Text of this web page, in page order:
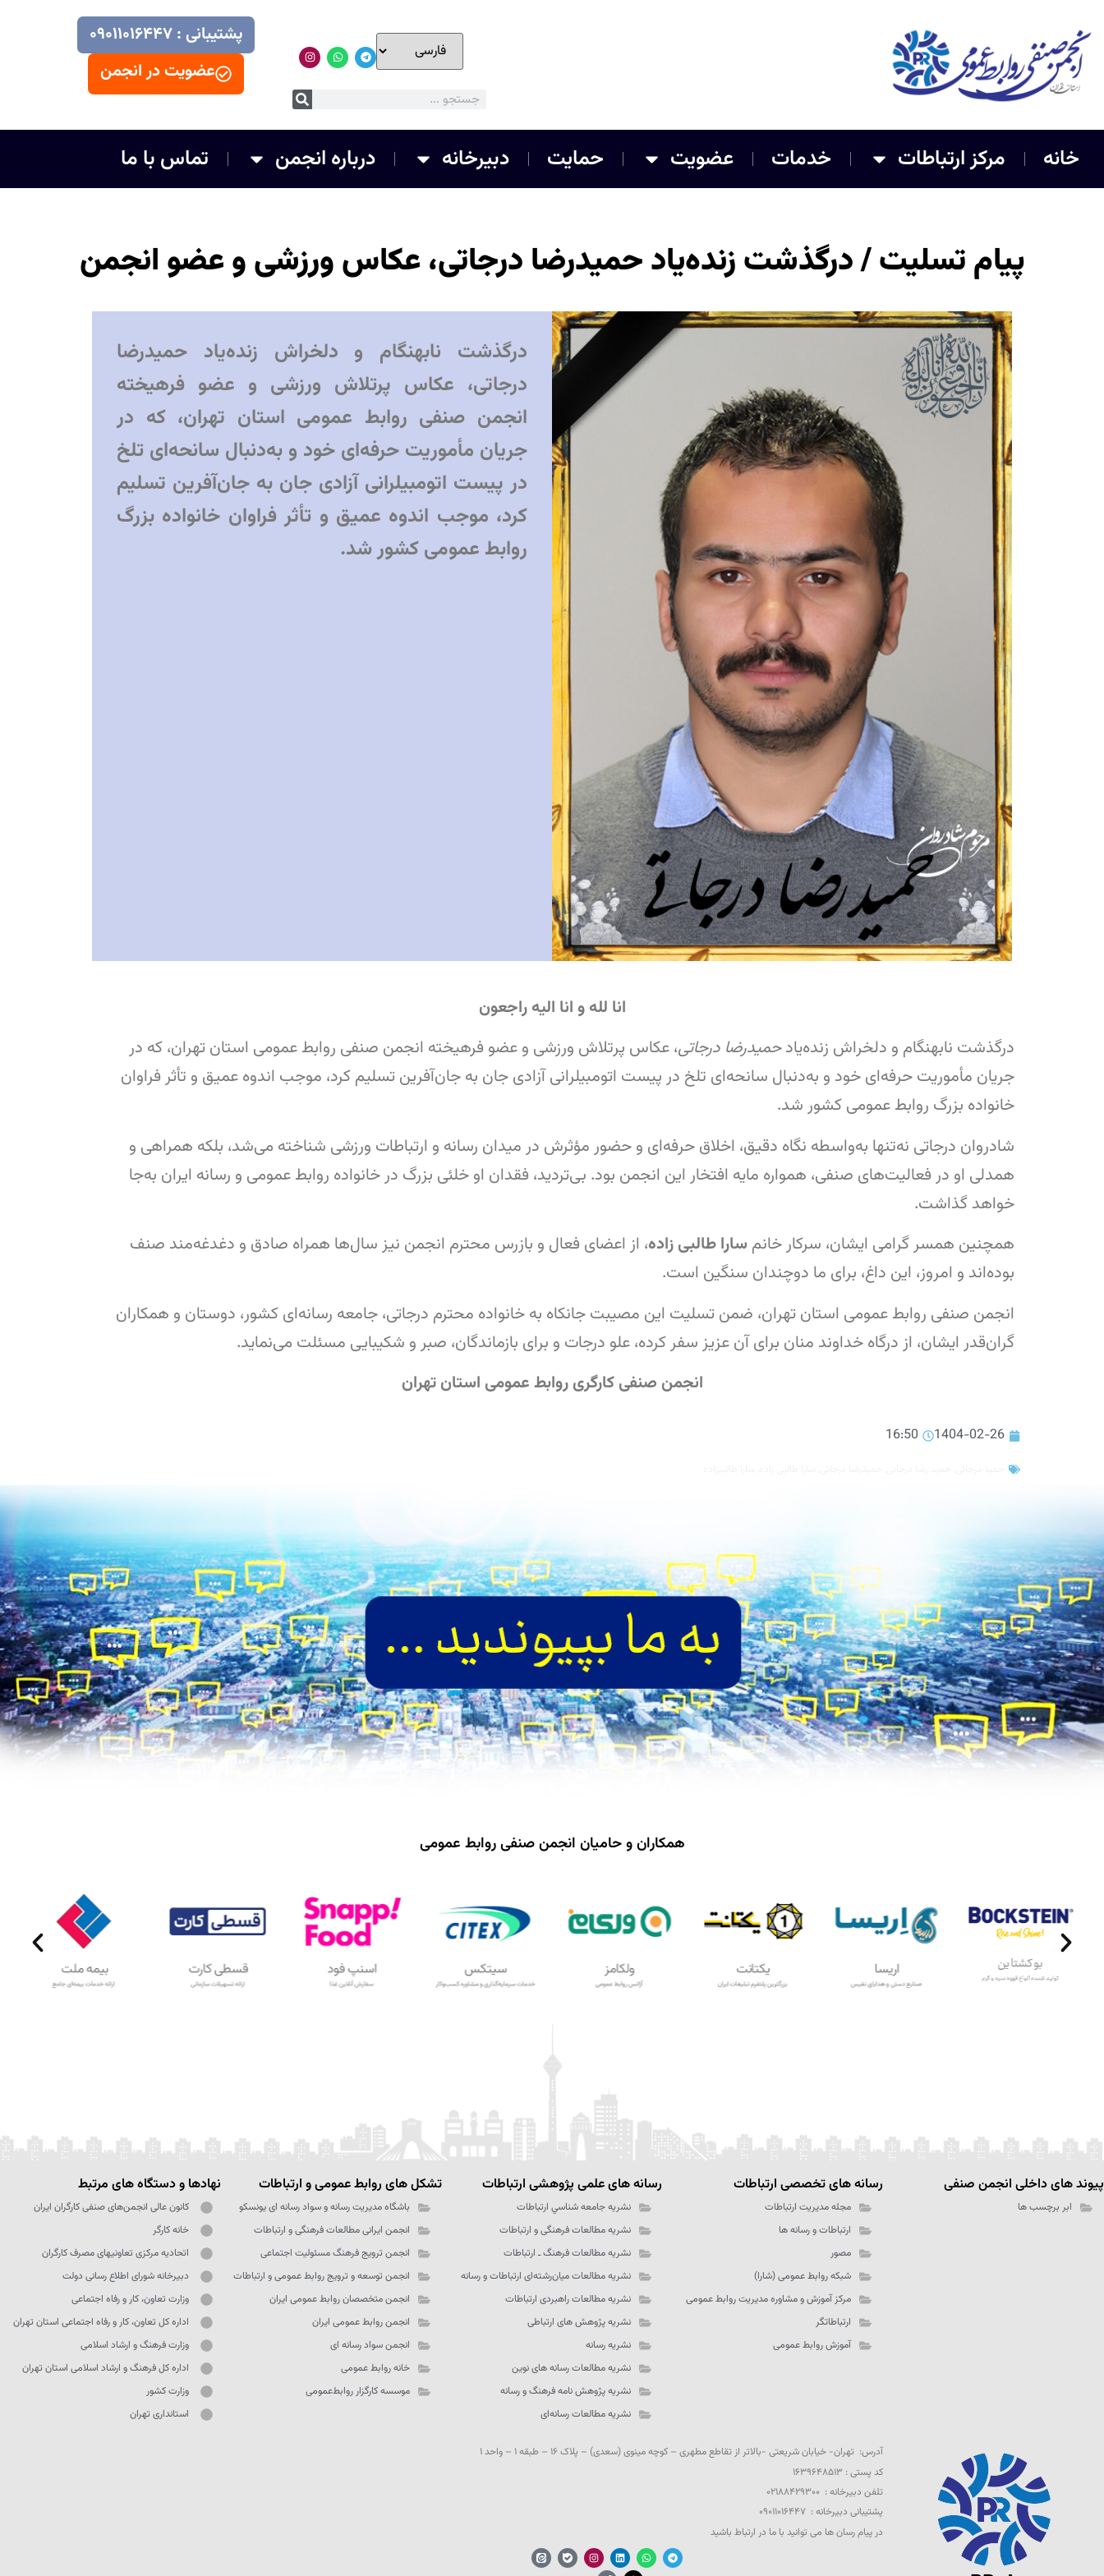
پشتیبانی : ۰۹۰۱۱۰۱۶۴۴۷
عضویت در انجمن
خانه مرکز ارتباطات خدمات عضویت حمایت دبیرخانه درباره انجمن تماس با ما
پیام تسلیت / درگذشت زنده‌یاد حمیدرضا درجاتی، عکاس ورزشی و عضو انجمن
درگذشت نابهنگام و دلخراش زنده‌یاد حمیدرضا
درجاتی، عکاس پرتلاش ورزشی و عضو فرهیخته
انجمن صنفی روابط عمومی استان تهران، که در
جریان مأموریت حرفه‌ای خود و به‌دنبال سانحه‌ای تلخ
در پیست اتومبیلرانی آزادی جان به جان‌آفرین تسلیم
کرد، موجب اندوه عمیق و تأثر فراوان خانواده بزرگ
روابط عمومی کشور شد.
انا لله و انا الیه راجعون
درگذشت نابهنگام و دلخراش زنده‌یادحمیدرضا درجاتی، عکاس پرتلاش ورزشی و عضو فرهیخته انجمن صنفی روابط عمومی استان تهران، که در
جریان مأموریت حرفه‌ای خود و به‌دنبال سانحه‌ای تلخ در پیست اتومبیلرانی آزادی جان به جان‌آفرین تسلیم کرد، موجب اندوه عمیق و تأثر فراوان
خانواده بزرگ روابط عمومی کشور شد.
شادروان درجاتی نه‌تنها به‌واسطه نگاه دقیق، اخلاق حرفه‌ای و حضور مؤثرش در میدان رسانه و ارتباطات ورزشی شناخته می‌شد، بلکه همراهی و
همدلی او در فعالیت‌های صنفی، همواره مایه افتخار این انجمن بود. بی‌تردید، فقدان او خلئی بزرگ در خانواده روابط عمومی و رسانه ایران به‌جا
خواهد گذاشت.
همچنین همسر گرامی ایشان، سرکار خانم سارا طالبی زاده، از اعضای فعال و بازرس محترم انجمن نیز سال‌ها همراه صادق و دغدغه‌مند صنف
بوده‌اند و امروز، این داغ، برای ما دوچندان سنگین است.
انجمن صنفی روابط عمومی استان تهران، ضمن تسلیت این مصیبت جانکاه به خانواده محترم درجاتی، جامعه رسانه‌ای کشور، دوستان و همکاران
گران‌قدر ایشان، از درگاه خداوند منان برای آن عزیز سفر کرده، علو درجات و برای بازماندگان، صبر و شکیبایی مسئلت می‌نماید.
انجمن صنفی کارگری روابط عمومی استان تهران
1404-02-26
16:50
همکاران و حامیان انجمن صنفی روابط عمومی
پیوند های داخلی انجمن صنفی
ابر برچسب ها
رسانه های تخصصی ارتباطات
مجله مدیریت ارتباطات
ارتباطات و رسانه ها
مصور
شبکه روابط عمومی (شارا)
مرکز آموزش و مشاوره مدیریت روابط عمومی
ارتباطاتگر
آموزش روابط عمومی
رسانه های علمی پژوهشی ارتباطات
نشریه جامعه شناسي ارتباطات
نشریه مطالعات فرهنگی و ارتباطات
نشریه مطالعات فرهنگ ـ‌ ارتباطات
نشریه مطالعات میان‌رشته‌ای ارتباطات و رسانه
نشریه مطالعات راهبردی ارتباطات
نشریه پژوهش های ارتباطی
نشریه رسانه
نشریه مطالعات رسانه های نوین
نشریه پژوهش نامه فرهنگ و رسانه
نشریه مطالعات رسانه‌ای
تشکل های روابط عمومی و ارتباطات
باشگاه مدیریت رسانه و سواد رسانه ای یونسکو
انجمن ایرانی مطالعات فرهنگی و ارتباطات
انجمن ترویج فرهنگ مسئولیت اجتماعی
انجمن توسعه و ترویج روابط عمومی و ارتباطات
انجمن متخصصان روابط عمومی ایران
انجمن روابط عمومی ایران
انجمن سواد رسانه ای
خانه روابط عمومی
موسسه کارگزار روابط‌عمومی
نهادها و دستگاه های مرتبط
کانون عالی انجمن‌های صنفی کارگران ایران
خانه کارگر
اتحادیه مرکزی تعاونیهای مصرف کارگران
دبیرخانه شورای اطلاع رسانی دولت
وزارت تعاون، کار و رفاه اجتماعی
اداره کل تعاون، کار و رفاه اجتماعی استان تهران
وزارت فرهنگ و ارشاد اسلامی
اداره کل فرهنگ و ارشاد اسلامی استان تهران
وزارت کشور
استانداری تهران
آدرس: تهران- خیابان شریعتی -بالاتر از تقاطع مطهری – کوچه مینوی (سعدی) – پلاک ۱۶ – طبقه ۱ – واحد ۱
کد پستی : ۱۶۳۹۶۴۸۵۱۳
تلفن دبیرخانه : ۰۲۱۸۸۴۲۹۳۰۰
پشتیبانی دبیرخانه : ۰۹۰۱۱۰۱۶۴۴۷
در پیام رسان ها می توانید با ما در ارتباط باشید